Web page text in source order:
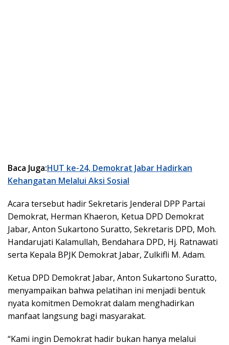
Baca Juga:HUT ke-24, Demokrat Jabar Hadirkan
Kehangatan Melalui Aksi Sosial
Acara tersebut hadir Sekretaris Jenderal DPP Partai
Demokrat, Herman Khaeron, Ketua DPD Demokrat
Jabar, Anton Sukartono Suratto, Sekretaris DPD, Moh.
Handarujati Kalamullah, Bendahara DPD, Hj. Ratnawati
serta Kepala BPJK Demokrat Jabar, Zulkifli M. Adam.
Ketua DPD Demokrat Jabar, Anton Sukartono Suratto,
menyampaikan bahwa pelatihan ini menjadi bentuk
nyata komitmen Demokrat dalam menghadirkan
manfaat langsung bagi masyarakat.
“Kami ingin Demokrat hadir bukan hanya melalui